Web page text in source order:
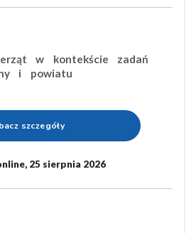
w kontekście zadań
i powiatu
szczegóły
25 sierpnia 2026